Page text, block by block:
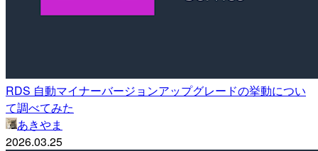
RDS 自動マイナーバージョンアップグレードの挙動につい
て調べてみた
あきやま
2026.03.25